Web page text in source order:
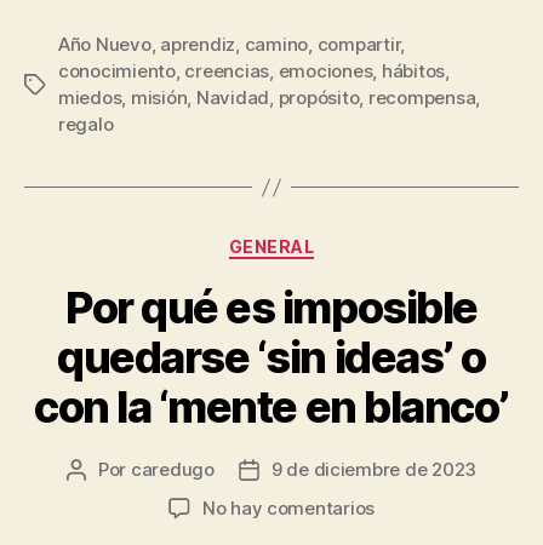
Año Nuevo, aprendiz, camino, compartir,
conocimiento, creencias, emociones, hábitos,
miedos, misión, Navidad, propósito, recompensa,
regalo
GENERAL
Por qué es imposible
quedarse ‘sin ideas’ o
con la ‘mente en blanco’
Por caredugo
9 de diciembre de 2023
No hay comentarios